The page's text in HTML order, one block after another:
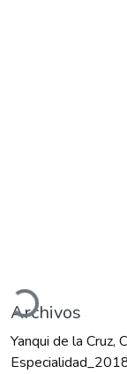
Archivos
Yanqui de la Cruz,